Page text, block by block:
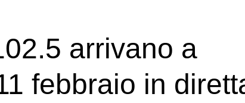
arrivano a
febbraio in